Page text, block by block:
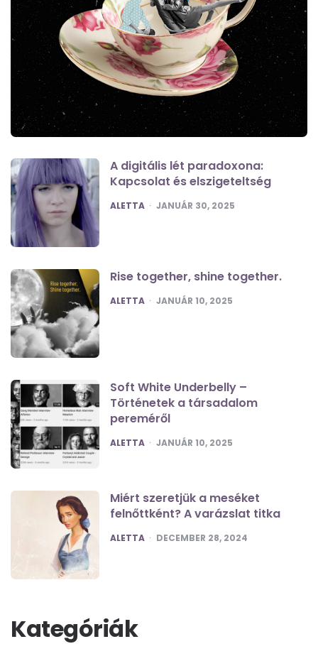
A digitális lét paradoxona:
Kapcsolat és elszigeteltség
POSTED
ALETTA JANUÁR 30, 2025
Rise together, shine together.
POSTED
ALETTA JANUÁR 10, 2025
Soft White Underbelly –
Történetek a társadalom
pereméről
POSTED
ALETTA JANUÁR 10, 2025
Miért szeretjük a meséket
felnőttként? A varázslat titka
POSTED
ALETTA DECEMBER 28, 2024
Kategóriák